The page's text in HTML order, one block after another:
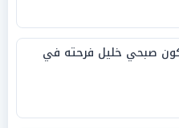
صبحي خليل فرحته في